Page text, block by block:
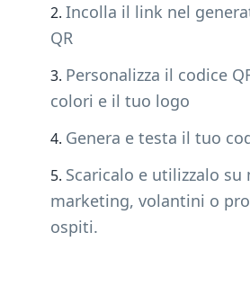
Incolla il link nel
QR
Personalizza il codice
colori e il tuo logo
Genera e testa il tuo
Scaricalo e utilizzalo su
marketing, volantini o
ospiti.